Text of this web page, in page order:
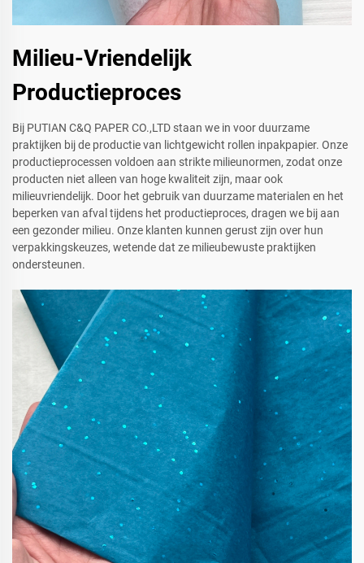
Milieu-Vriendelijk
Productieproces
Bij PUTIAN C&Q PAPER CO.,LTD staan we in voor duurzame
praktijken bij de productie van lichtgewicht rollen inpakpapier. Onze
productieprocessen voldoen aan strikte milieunormen, zodat onze
producten niet alleen van hoge kwaliteit zijn, maar ook
milieuvriendelijk. Door het gebruik van duurzame materialen en het
beperken van afval tijdens het productieproces, dragen we bij aan
een gezonder milieu. Onze klanten kunnen gerust zijn over hun
verpakkingskeuzes, wetende dat ze milieubewuste praktijken
ondersteunen.